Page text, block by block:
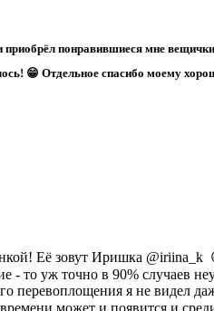
приобрёл понравившиеся мне
😁 Отдельное спасибо моему
Её зовут Иришка
- то уж точно в 90% случаев
перевоплощения я не видел
может и появится и